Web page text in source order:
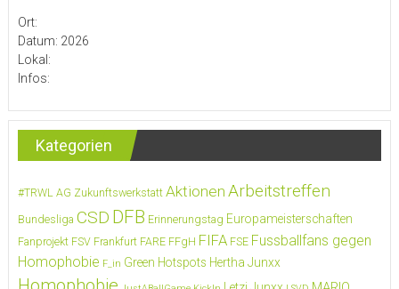
Ort:
Datum: 2026
Lokal:
Infos:
Kategorien
#TRWL AG Zukunftswerkstatt Aktionen Arbeitstreffen
Bundesliga CSD DFB Erinnerungstag Europameisterschaften
Fanprojekt FSV Frankfurt FARE FFgH FIFA FSE Fussballfans gegen
Homophobie F_in Green Hotspots Hertha Junxx